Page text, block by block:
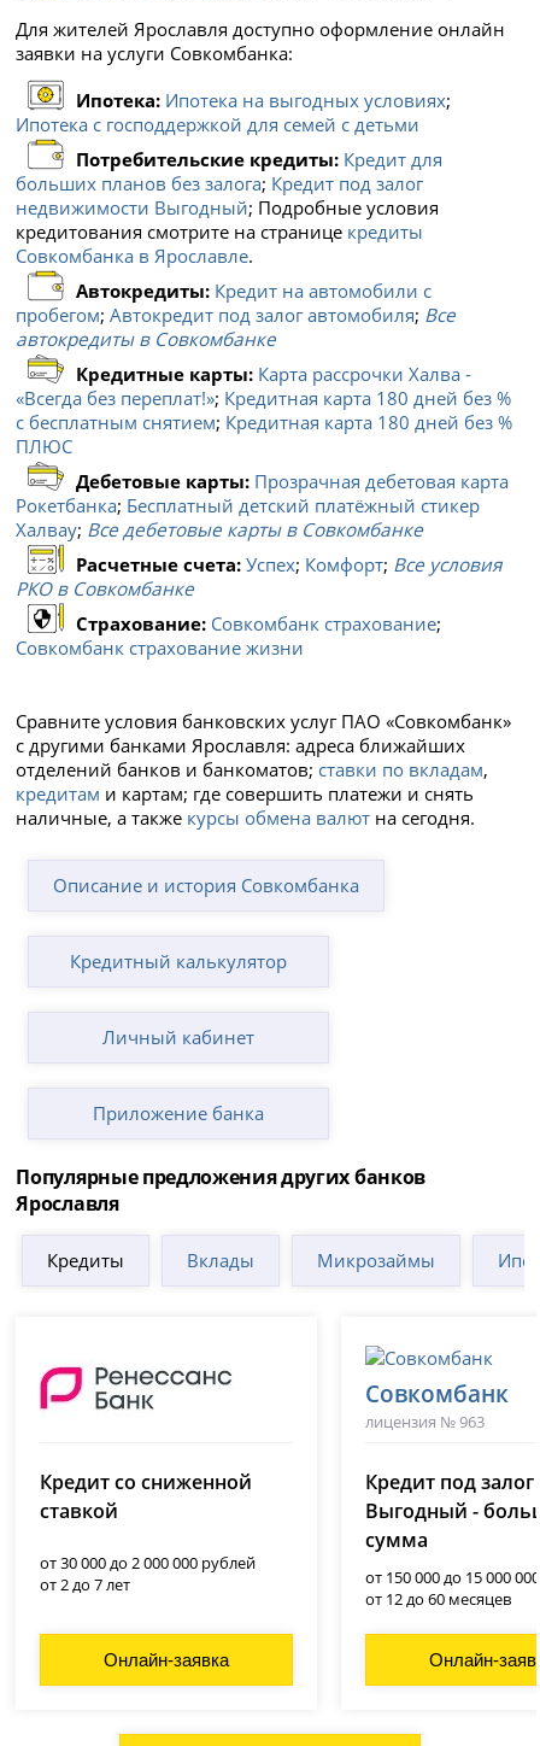
Для жителей Ярославля доступно оформление онлайн
заявки на услуги Совкомбанка:
Ипотека: Ипотека на выгодных условиях;
Ипотека с господдержкой для семей с детьми
Потребительские кредиты: Кредит для
больших планов без залога; Кредит под залог
недвижимости Выгодный; Подробные условия
кредитования смотрите на странице кредиты
Совкомбанка в Ярославле.
Автокредиты: Кредит на автомобили с
пробегом;Автокредит под залог автомобиля; Все
автокредиты в Совкомбанке
Кредитные карты: Карта рассрочки Халва -
«Всегда без переплат!»; Кредитная карта 180 дней без %
с бесплатным снятием; Кредитная карта 180 дней без %
ПЛЮС
Дебетовые карты: Прозрачная дебетовая карта
Рокетбанка; Бесплатный детский платёжный стикер
Халвау; Все дебетовые карты в Совкомбанке
Расчетные счета:Успех; Комфорт; Все условия
РКО в Совкомбанке
Страхование: Совкомбанк страхование;
Совкомбанк страхование жизни
Сравните условия банковских услуг ПАО «Совкомбанк»
с другими банками Ярославля: адреса ближайших
отделений банков и банкоматов; ставки по вкладам,
кредитам и картам; где совершить платежи и снять
наличные, а также курсы обмена валют на сегодня.
Описание и история Совкомбанка
Кредитный калькулятор
Личный кабинет
Приложение банка
Популярные предложения других банков
Ярославля
Кредиты Вклады Микрозаймы
(Ренессанс Кредит)
лицензия № 3354
Кредит со сниженной
ставкой
от 30 000 до 2 000 000 рублей
от 2 до 7 лет
Онлайн-заявка
Совкомбанк
лицензия № 963
Кредит под залог
Выгодный -
сумма
от 150 000 до 15 000
от 12 до 60 месяцев
Онлайн-